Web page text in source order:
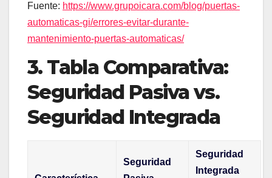
Fuente: https://www.grupoicara.com/blog/puertas-
automaticas-gi/errores-evitar-durante-
mantenimiento-puertas-automaticas/
3. Tabla Comparativa:
Seguridad Pasiva vs.
Seguridad Integrada
Seguridad
Seguridad
Integrada